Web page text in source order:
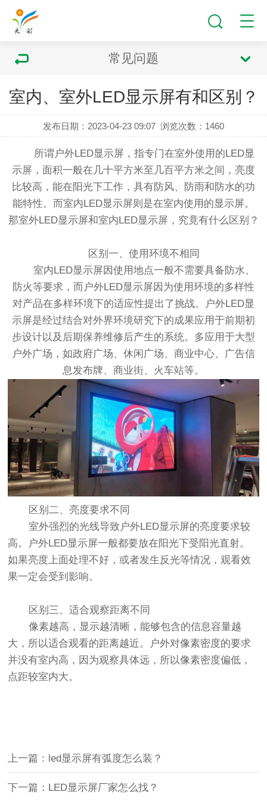
常见问题
室内、室外LED显示屏有和区别？
发布日期：2023-04-23 09:07 浏览次数： 1460
所谓户外LED显示屏，指专门在室外使用的LED显
示屏，面积一般在几十平方米至几百平方米之间，亮度
比较高，能在阳光下工作，具有防风、防雨和防水的功
能特性。而室内LED显示屏则是在室内使用的显示屏。
那室外LED显示屏和室内LED显示屏，究竟有什么区别？
区别一、使用环境不相同
室内LED显示屏因使用地点一般不需要具备防水、
防火等要求，而户外LED显示屏因为使用环境的多样性
对产品在多样环境下的适应性提出了挑战。户外LED显
示屏是经过结合对外界环境研究下的成果应用于前期初
步设计以及后期保养维修后产生的系统。多应用于大型
户外广场，如政府广场、休闲广场、商业中心、广告信
息发布牌、商业街、火车站等。
区别二、亮度要求不同
室外强烈的光线导致户外LED显示屏的亮度要求较
高。户外LED显示屏一般都要放在阳光下受阳光直射。
如果亮度上面处理不好，或者发生反光等情况，观看效
果一定会受到影响。
区别三、适合观察距离不同
像素越高，显示越清晰，能够包含的信息容量越
大，所以适合观看的距离越近。户外对像素密度的要求
并没有室内高，因为观察具体远，所以像素密度偏低，
点距较室内大。
上一篇：led显示屏有弧度怎么装？
下一篇：LED显示屏厂家怎么找？